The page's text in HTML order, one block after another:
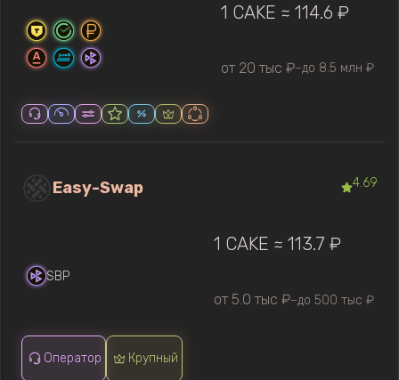
1 CAKE ≈ 114.6 ₽
от 20 тыс ₽—до 8.5 млн ₽
Easy-Swap 4.69
SBP
1 CAKE ≈ 113.7 ₽
от 5.0 тыс ₽—до 500 тыс ₽
Оператор Крупный